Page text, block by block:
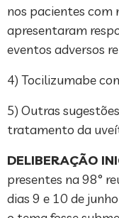
nos pacientes com
apresentaram
eventos adversos
4) Tocilizumabe
5) Outras
tratamento da
DELIBERAÇÃO
presentes na 98°
dias 9 e 10 de